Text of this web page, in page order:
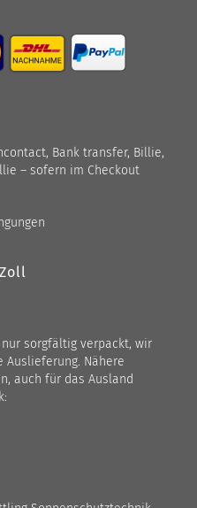
Bank transfer, Billie,
– sofern im Checkout
sorgfältig verpackt, wir
Nähere
auch für das Ausland